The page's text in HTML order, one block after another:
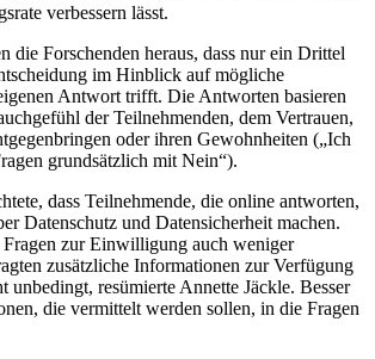
verbessern lässt.
die Forschenden heraus, dass nur ein Drittel
im Hinblick auf mögliche
Antwort trifft. Die Antworten basieren
der Teilnehmenden, dem Vertrauen,
oder ihren Gewohnheiten („Ich
grundsätzlich mit Nein“).
dass Teilnehmende, die online antworten,
Datenschutz und Datensicherheit machen.
Fragen zur Einwilligung auch weniger
zusätzliche Informationen zur Verfügung
unbedingt, resümierte Annette Jäckle. Besser
die vermittelt werden sollen, in die Fragen